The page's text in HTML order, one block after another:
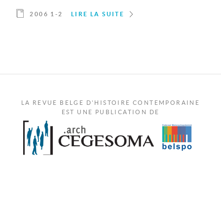
2006 1-2 LIRE LA SUITE
LA REVUE BELGE D'HISTOIRE CONTEMPORAINE
EST UNE PUBLICATION DE